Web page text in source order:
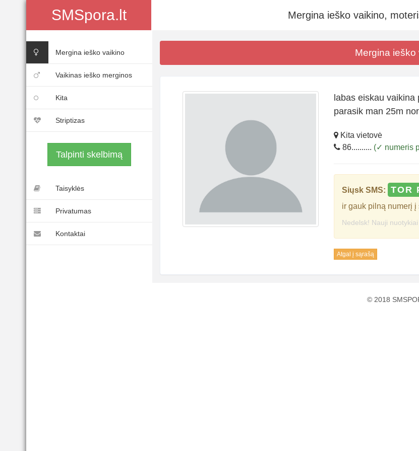
SMSpora.lt Mergina ieško vaikino,
Mergina ieško vaikino
Vaikinas ieško merginos
Kita
Striptizas
Talpinti skelbimą
Taisyklės
Privatumas
Kontaktai
Mergina ieško
labas eiskau vaikina
parasik man 25m
Kita vietovė
86.......... (✓ numeris
Siųsk SMS: TOR
ir gauk pilną numerį į
Nedelsk! Nauji
Atgal į sąrašą
© 2018